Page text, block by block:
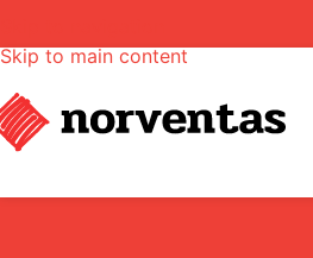
Skip to main content